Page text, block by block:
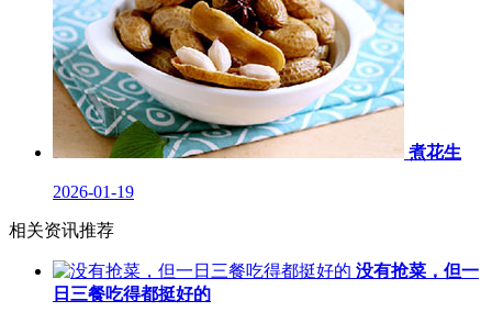
煮花生
2026-01-19
相关资讯推荐
没有抢菜，但一
日三餐吃得都挺好的